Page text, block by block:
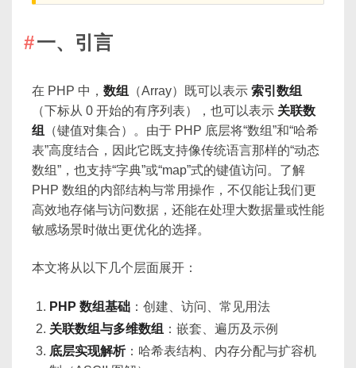
一、引言
在 PHP 中， 数组 （Array）既可以表示 索引数组
（下标从 0 开始的有序列表），也可以表示 关联数
组
（键值对集合）。由于 PHP 底层将“数组”和“哈希
表”高度结合，因此它既支持像传统语言那样的“动态
数组”，也支持“字典”或“map”式的键值访问。了解
PHP 数组的内部结构与常用操作，不仅能让我们更
高效地存储与访问数据，还能在处理大数据量或性能
敏感场景时做出更优化的选择。
本文将从以下几个层面展开：
PHP 数组基础 ：创建、访问、常见用法
关联数组与多维数组 ：嵌套、遍历及示例
底层实现解析：哈希表结构、内存分配与扩容机